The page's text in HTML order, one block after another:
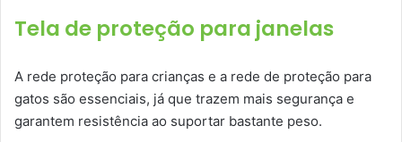
Tela de proteção para janelas
A rede proteção para crianças e a rede de proteção para
gatos são essenciais, já que trazem mais segurança e
garantem resistência ao suportar bastante peso.